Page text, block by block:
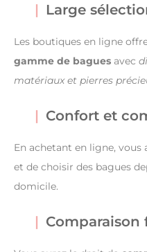
Large
Les boutiques en ligne
gamme de bagues avec
matériaux et pierres
Confort et
En achetant en ligne,
et de choisir des bagues
domicile.
Comparaison